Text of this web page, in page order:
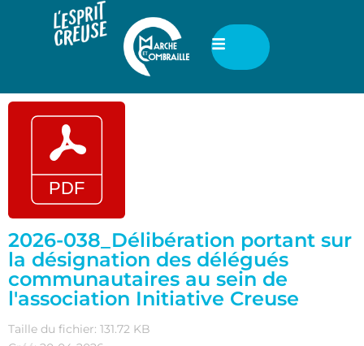
2026-038_Délibération portant sur
la désignation des délégués
communautaires au sein de
l'association Initiative Creuse
Taille du fichier: 131.72 KB